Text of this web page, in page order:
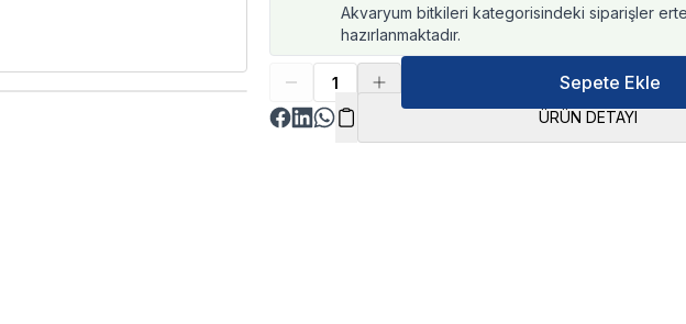
Akvaryum bitkileri kategorisindeki siparişler
hazırlanmaktadır.
Sepete Ekle
ÜRÜN DETAYI